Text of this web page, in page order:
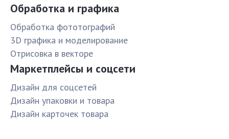
Обработка и графика
Обработка фототографий
3D графика и моделирование
Отрисовка в векторе
Маркетплейсы и соцсети
Дизайн для соцсетей
Дизайн упаковки и товара
Дизайн карточек товара